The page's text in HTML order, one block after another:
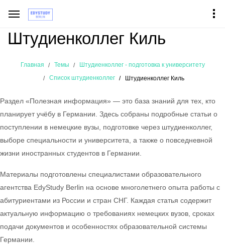
Штудиенколлег Киль
Главная Темы
Штудиенколлег - подготовка к университету
Список штудиенколлег
Штудиенколлег Киль
Раздел «Полезная информация» — это база знаний для тех, кто
планирует учёбу в Германии. Здесь собраны подробные статьи о
поступлении в немецкие вузы, подготовке через штудиенколлег,
выборе специальности и университета, а также о повседневной
жизни иностранных студентов в Германии.
Материалы подготовлены специалистами образовательного
агентства EdyStudy Berlin на основе многолетнего опыта работы с
абитуриентами из России и стран СНГ. Каждая статья содержит
актуальную информацию о требованиях немецких вузов, сроках
подачи документов и особенностях образовательной системы
Германии.